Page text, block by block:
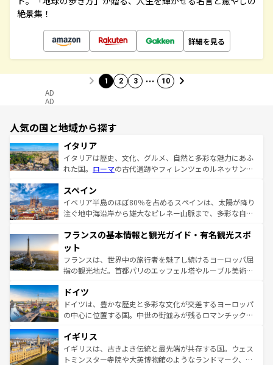
絶景集！
詳細を見る
1 2 3 … 10
AD
AD
人気の国と地域から探す
イタリア
イタリアは歴史、文化、グルメ、自然と多彩な魅力にあふ
れた国。 ローマの古代遺跡やフィレンツェのルネッサンス
ろん、トスカーナの美しい田園風景やアマルフィ海岸の絶
景など、自然景観も見逃せない。観光の合間には、本場の
ピザやパスタなど、絶品のイタリア料理を堪能することも
ませてくれるイタリアで、忘れられない旅をしてみよう！
なお、新着のイタリア情報は
しい。
スペイン
イベリア半島のほぼ80％を占めるスペインは、太陽が降り
注ぐ地中海沿岸から雄大なピレネー山脈まで、多彩な自然
文化が根付くこの国では、情熱的なフラメンコ、熱気あふ
れる闘牛、そして美味しいタパスが生活の一部となってい
る。首都マドリードの洗練された雰囲気や、バルセロナの
アートに溢れた街角から、地方では古代ローマ遺跡や中世
せる。地方によって風土や気候が異なるスペインはその個
性で訪れる人を魅了する。 なお、新着のスペイン情報は コ
ンテンツ一覧を参照してほしい。
フランスの基本情報と観光ガイド・有名観光スポ
ット
フランスは、世界中の旅行者を魅了し続けるヨーロッパ屈
指の観光地だ。首都パリのエッフェル塔やルーブル美術館
で、幅広い魅力が詰まっている。華麗な宮殿、歴史的な大
聖堂、美しいビーチ、そして豊かな自然が、訪れる者を心
から魅了する。また、フランスは美食の国としても知ら
いる。シャンパンの発祥地であるランス、プロヴァンスの
香り高いラベンダー畑など、多彩な楽しみ方が可能だ。さ
らに、パリ以外の地域にも魅力が溢れており、どの街角に
ドイツ
ドイツは、豊かな歴史と多彩な文化が交差するヨーロッパ
の中心に位置する国。中世の街並みが残るロマンチック街
顔を持つこの国は、どこを歩いても飽きることがない。ベ
ルリンの文化的活気、バイエルン州のアルプスの絶景、そ
してライン川沿いのワイン畑といった風景は必見。ビール
イギリス
イギリスは、古きよき伝統と最先端が共存する国。ウェス
トミンスター寺院や大英博物館のようなランドマーク、歴